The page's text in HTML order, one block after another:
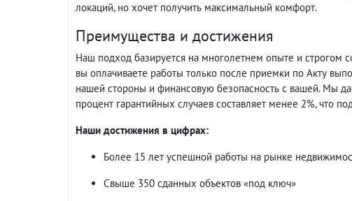
локаций, но хочет получить максимальный комфорт.
Преимущества и достижения
Наш подход базируется на многолетнем опыте и
вы оплачиваете работы только после приемки по Акту
нашей стороны и финансовую безопасность с вашей. Мы
процент гарантийных случаев составляет менее 2%, что
Наши достижения в цифрах:
Более 15 лет успешной работы на рынке
Свыше 350 сданных объектов «под ключ»